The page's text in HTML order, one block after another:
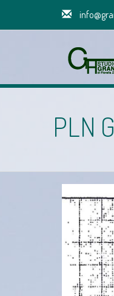
PLN